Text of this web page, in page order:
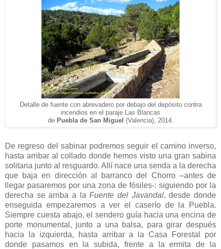
Detalle de fuente con abrevadero por debajo del depósito contra
incendios en el paraje Las Blancas
de Puebla de San Miguel (Valencia), 2014.
De regreso del sabinar podremos seguir el camino inverso,
hasta arribar al collado donde hemos visto una gran sabina
solitaria junto al resguardo. Allí nace una senda a la derecha
que baja en dirección al barranco del Chorro –antes de
llegar pasaremos por una zona de fósiles-: siguiendo por la
derecha se arriba a laFuente del Javandal, desde donde
enseguida empezaremos a ver el caserío de la Puebla.
Siempre cuesta abajo, el sendero guía hacia una encina de
porte monumental, junto a una balsa, para girar después
hacia la izquierda, hasta arribar a la Casa Forestal por
donde pasamos en la subida, frente a la ermita de la